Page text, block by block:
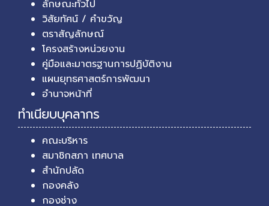
ลักษณะทั่วไป
วิสัยทัศน์ / คำขวัญ
ตราสัญลักษณ์
โครงสร้างหน่วยงาน
คู่มือและมาตรฐานการปฏิบัติงาน
แผนยุทธศาสตร์การพัฒนา
อำนาจหน้าที่
ทำเนียบบุคลากร
คณะบริหาร
สมาชิกสภา เทศบาล
สำนักปลัด
กองคลัง
กองช่าง